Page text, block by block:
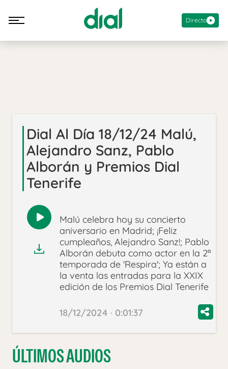
Directo
Dial Al Día 18/12/24 Malú,
Alejandro Sanz, Pablo
Alborán y Premios Dial
Tenerife
Reproducir
audio
Malú celebra hoy su concierto
aniversario en Madrid; ¡Feliz
cumpleaños, Alejandro Sanz!; Pablo
Alborán debuta como actor en la 2ª
temporada de 'Respira'; Ya están a
la venta las entradas para la XXIX
edición de los Premios Dial Tenerife
18/12/2024 · 0:01:37
ÚLTIMOS AUDIOS